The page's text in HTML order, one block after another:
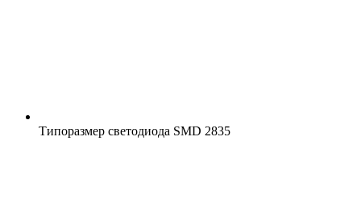
Типоразмер светодиода SMD 2835